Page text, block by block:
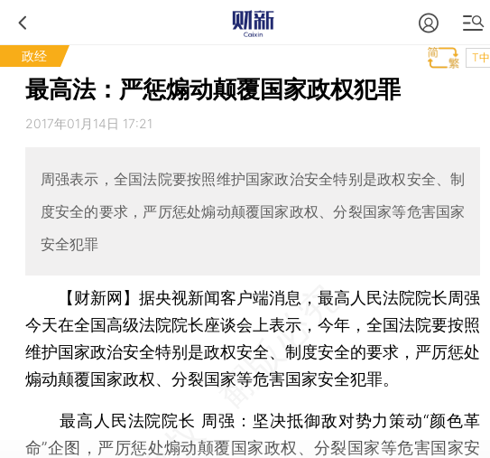
政经 T中
最高法：严惩煽动颠覆国家政权犯罪
2017年01月14日 17:21
周强表示，全国法院要按照维护国家政治安全特别是政权安全、制
度安全的要求，严厉惩处煽动颠覆国家政权、分裂国家等危害国家
安全犯罪
【财新网】 据央视新闻客户端消息，最高人民法院院长周强
今天在全国高级法院院长座谈会上表示，今年，全国法院要按照
维护国家政治安全特别是政权安全、制度安全的要求，严厉惩处
煽动颠覆国家政权、分裂国家等危害国家安全犯罪。
最高人民法院院长 周强：坚决抵御敌对势力策动“颜色革
命”企图，严厉惩处煽动颠覆国家政权、分裂国家等危害国家安